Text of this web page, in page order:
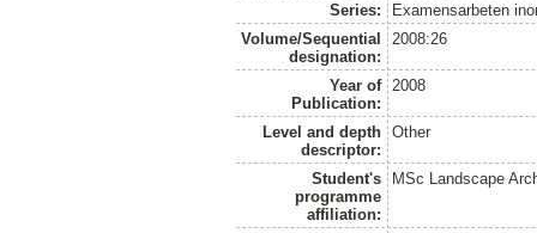
Series:
Examensarbeten
Volume/Sequential
designation:
2008:26
Year of
Publication:
2008
Level and depth
descriptor:
Other
Student's
programme
affiliation:
MSc Landscape